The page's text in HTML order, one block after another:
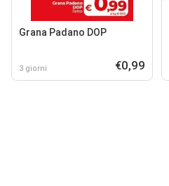
Grana Padano DOP
3 giorni €0,99